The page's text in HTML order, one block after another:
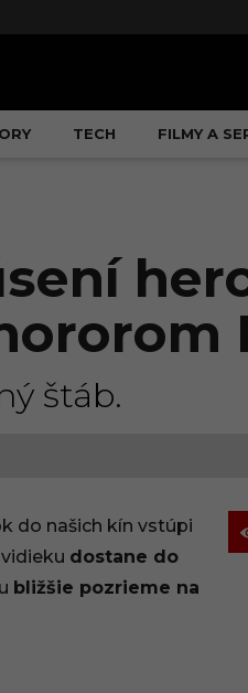
TECH FILMY A
štáb.
do našich kín vstúpi
dostane do
bližšie pozrieme na